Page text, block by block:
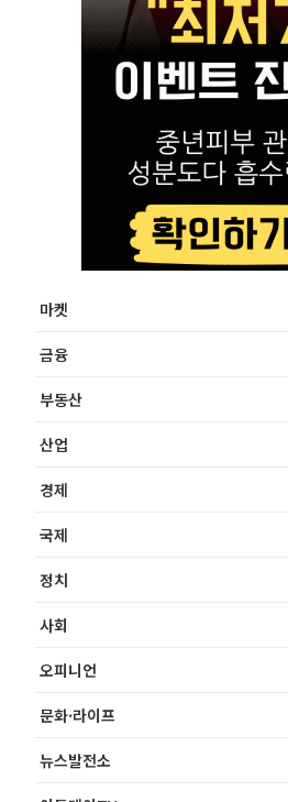
마켓
금융
부동산
산업
경제
국제
정치
사회
오피니언
문화·라이프
뉴스발전소